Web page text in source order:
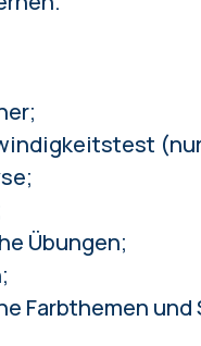
Übungen;
Farbthemen